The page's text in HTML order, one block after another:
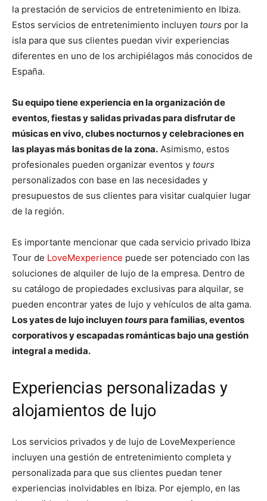
la prestación de servicios de entretenimiento en Ibiza.
Estos servicios de entretenimiento incluyen tours por la
isla para que sus clientes puedan vivir experiencias
diferentes en uno de los archipiélagos más conocidos de
España.
Su equipo tiene experiencia en la organización de
eventos, fiestas y salidas privadas para disfrutar de
músicas en vivo, clubes nocturnos y celebraciones en
las playas más bonitas de la zona. Asimismo, estos
profesionales pueden organizar eventos y tours
personalizados con base en las necesidades y
presupuestos de sus clientes para visitar cualquier lugar
de la región.
Es importante mencionar que cada servicio privado Ibiza
Tour de LoveMexperience puede ser potenciado con las
soluciones de alquiler de lujo de la empresa. Dentro de
su catálogo de propiedades exclusivas para alquilar, se
pueden encontrar yates de lujo y vehículos de alta gama.
Los yates de lujo incluyentourspara familias, eventos
corporativos y escapadas románticas bajo una gestión
integral a medida.
Experiencias personalizadas y
alojamientos de lujo
Los servicios privados y de lujo de LoveMexperience
incluyen una gestión de entretenimiento completa y
personalizada para que sus clientes puedan tener
experiencias inolvidables en Ibiza. Por ejemplo, en las